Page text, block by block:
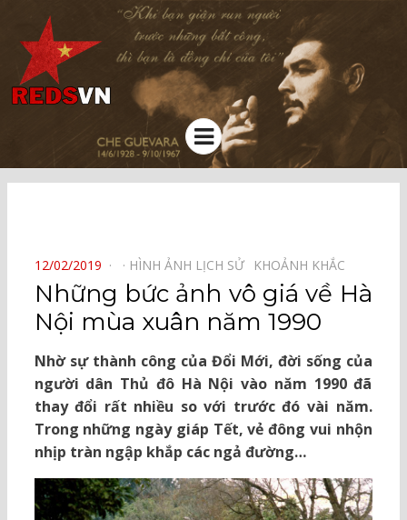
Kênh chia sẻ tri thức cộng đồng
Menu
POSTED
ON
12/02/2019 HÌNH ẢNH LỊCH SỬ⠀ KHOẢNH KHẮC⠀
Những bức ảnh vô giá về Hà
Nội mùa xuân năm 1990
Nhờ sự thành công của Đổi Mới, đời sống của
người dân Thủ đô Hà Nội vào năm 1990 đã
thay đổi rất nhiều so với trước đó vài năm.
Trong những ngày giáp Tết, vẻ đông vui nhộn
nhịp tràn ngập khắp các ngả đường…